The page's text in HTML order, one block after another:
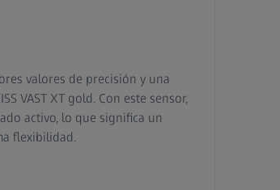
valores de precisión y una
VAST XT gold. Con este sensor,
activo, lo que significa un
flexibilidad.